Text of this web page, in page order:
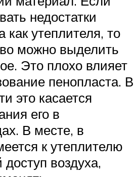
недостатки
как утеплителя, то
можно выделить
Это плохо влияет
пенопласта. В
это касается
его в
В месте, в
к утеплителю
воздуха,